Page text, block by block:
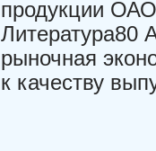
продукции
Литература80
рыночная
к качеству